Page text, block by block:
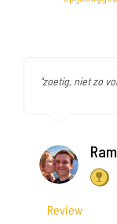
"zoetig, niet zo
Review